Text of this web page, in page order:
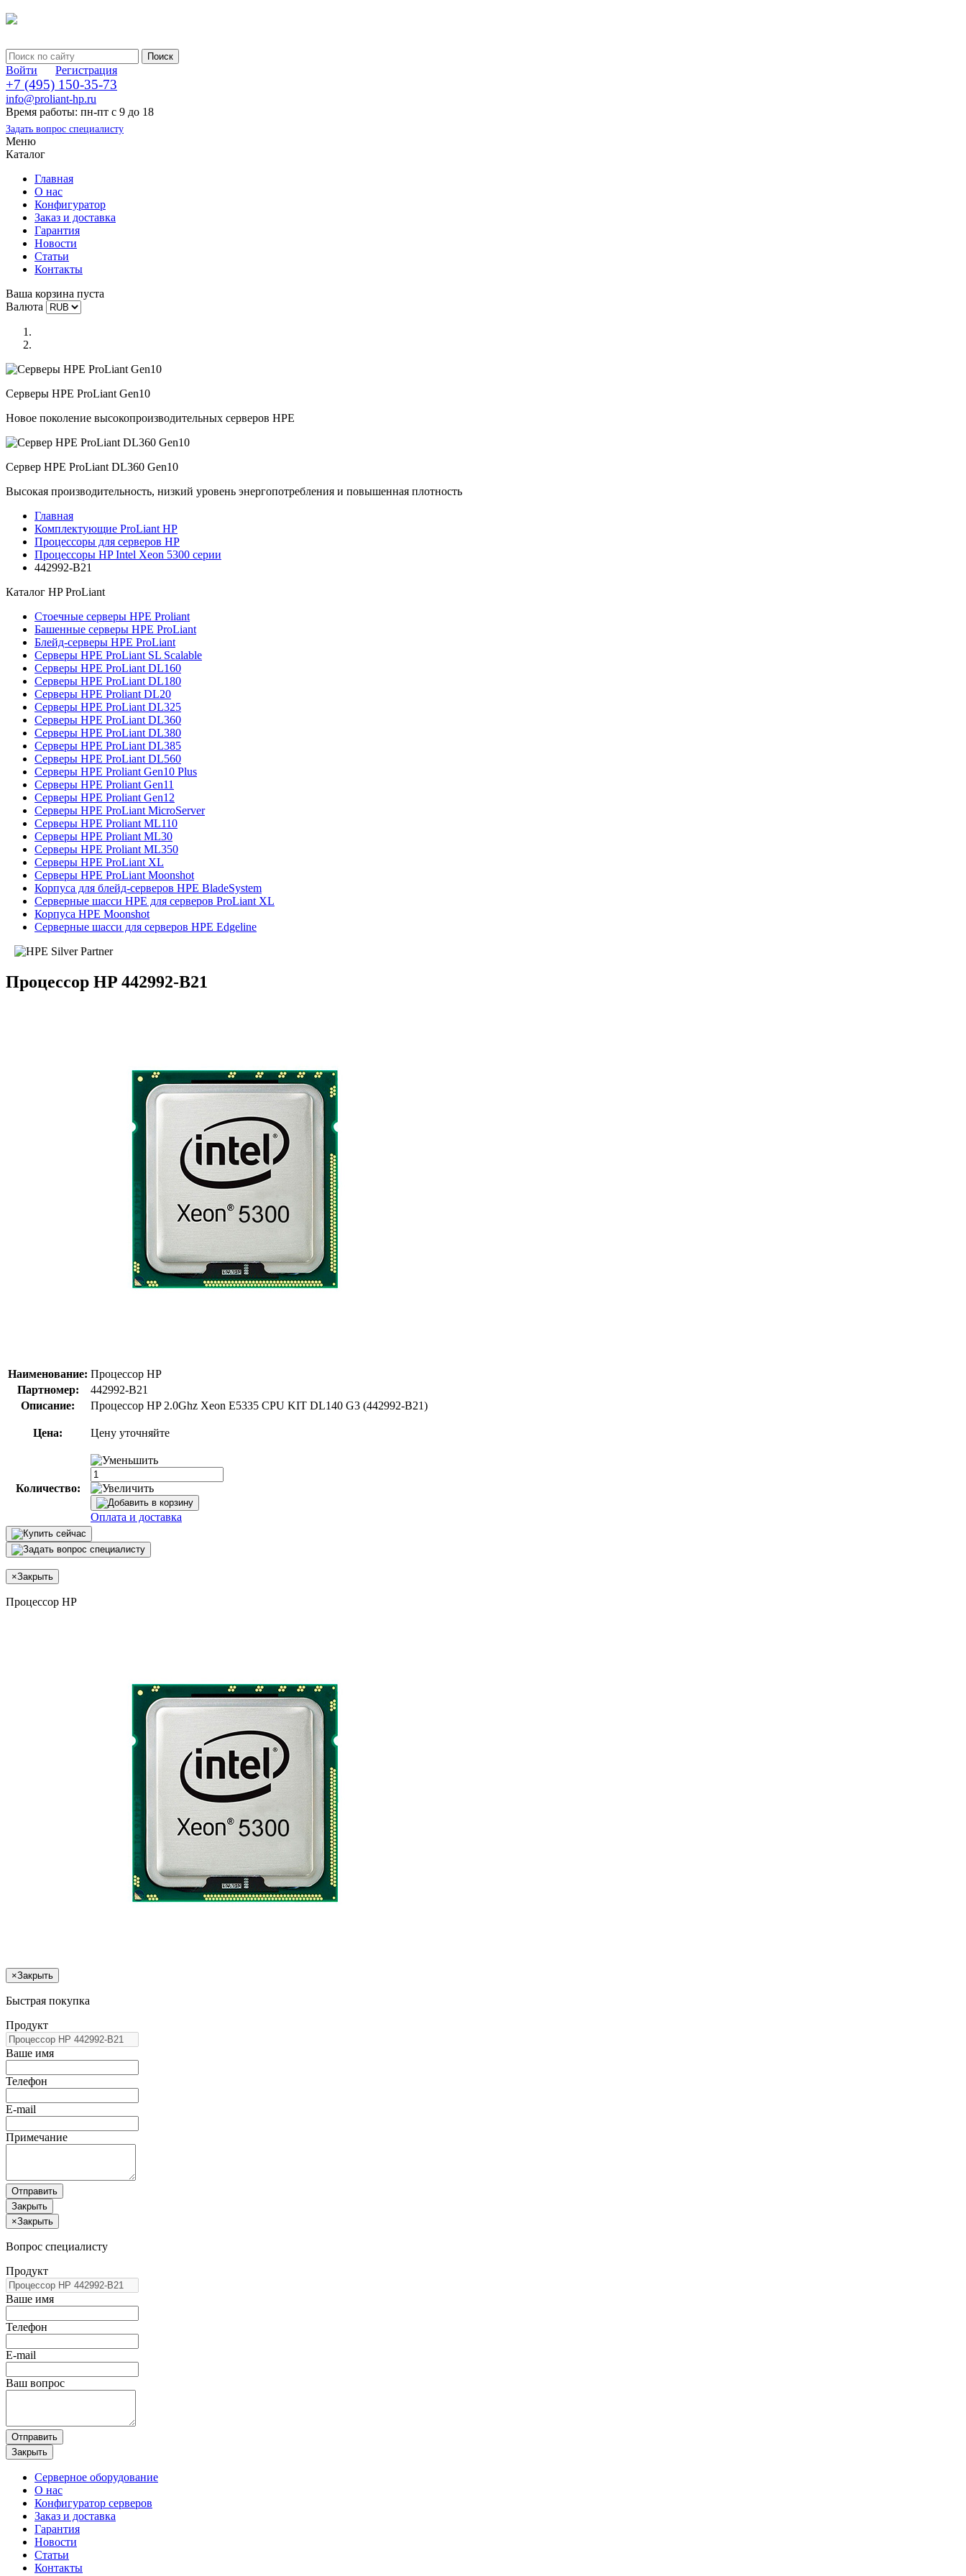
Войти Регистрация
+7 (495) 150-35-73
info@proliant-hp.ru
Время работы: пн-пт с 9 до 18
Задать вопрос специалисту
Меню
Каталог
Главная
О нас
Конфигуратор
Заказ и доставка
Гарантия
Новости
Статьи
Контакты
Ваша корзина пуста
Валюта
Серверы HPE ProLiant Gen10
Новое поколение высокопроизводительных серверов HPE
Сервер HPE ProLiant DL360 Gen10
Высокая производительность, низкий уровень энергопотребления и повышенная плотность
Главная
Комплектующие ProLiant HP
Процессоры для серверов HP
Процессоры HP Intel Xeon 5300 серии
442992-B21
Каталог HP ProLiant
Стоечные серверы HPE Proliant
Башенные серверы HPE ProLiant
Блейд-серверы HPE ProLiant
Серверы HPE ProLiant SL Scalable
Серверы HPE ProLiant DL160
Серверы HPE ProLiant DL180
Серверы HPE Proliant DL20
Серверы HPE ProLiant DL325
Серверы HPE ProLiant DL360
Серверы HPE ProLiant DL380
Серверы HPE ProLiant DL385
Серверы HPE ProLiant DL560
Серверы HPE Proliant Gen10 Plus
Серверы HPE Proliant Gen11
Серверы HPE Proliant Gen12
Серверы HPE ProLiant MicroServer
Серверы HPE Proliant ML110
Серверы HPE Proliant ML30
Серверы HPE Proliant ML350
Серверы HPE ProLiant XL
Серверы HPE ProLiant Moonshot
Корпуса для блейд-серверов HPE BladeSystem
Серверные шасси HPE для серверов ProLiant XL
Корпуса HPE Moonshot
Серверные шасси для серверов HPE Edgeline
Процессор HP 442992-B21
Наименование: Процессор HP
Партномер:
442992-B21
Описание:
Процессор HP 2.0Ghz Xeon E5335 CPU KIT DL140 G3 (442992-B21)
Цена: Цену уточняйте
Количество:
Оплата и доставка
×Закрыть
Процессор HP
×Закрыть
Быстрая покупка
Продукт
Ваше имя
Телефон
E-mail
Примечание
Отправить
Закрыть
×Закрыть
Вопрос специалисту
Продукт
Ваше имя
Телефон
E-mail
Ваш вопрос
Отправить
Закрыть
Серверное оборудование
О нас
Конфигуратор серверов
Заказ и доставка
Гарантия
Новости
Статьи
Контакты